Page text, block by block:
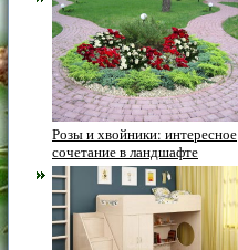
Розы и хвойники: интересное
сочетание в ландшафте